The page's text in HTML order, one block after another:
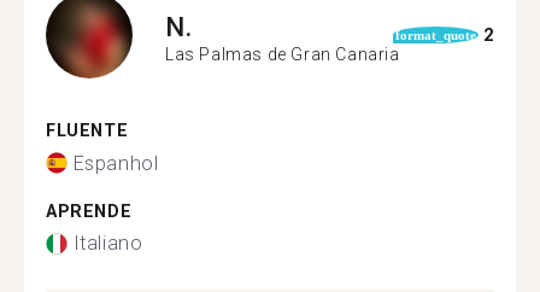
N.
Las Palmas de Gran Canaria
format_quote 2
FLUENTE
Espanhol
APRENDE
Italiano